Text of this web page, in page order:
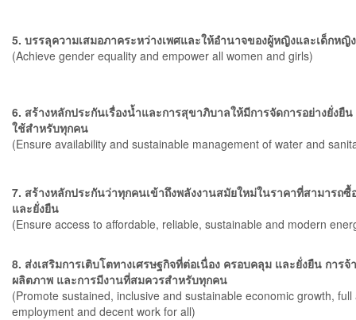
5. บรรลุความเสมอภาคระหว่างเพศและให้อำนาจของผู้หญิงและเด็กหญิ
(Achieve gender equality and empower all women and girls)
6. สร้างหลักประกันเรื่องน้ำและการสุขาภิบาลให้มีการจัดการอย่างยั่งยื
ใช้สำหรับทุกคน
(Ensure availability and sustainable management of water and
7. สร้างหลักประกันว่าทุกคนเข้าถึงพลังงานสมัยใหม่ในราคาที่สามารถซื้
และยั่งยืน
(Ensure access to affordable, reliable, sustainable and modern
8. ส่งเสริมการเติบโตทางเศรษฐกิจที่ต่อเนื่อง ครอบคลุม และยั่งยืน การจ้
ผลิตภาพ และการมีงานที่สมควรสำหรับทุกคน
(Promote sustained, inclusive and sustainable economic growth,
employment and decent work for all)